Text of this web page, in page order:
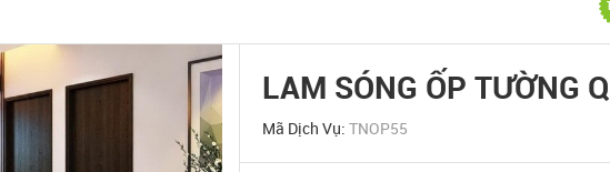
LAM SÓNG ỐP TƯỜNG
Mã Dịch Vụ:TNOP55